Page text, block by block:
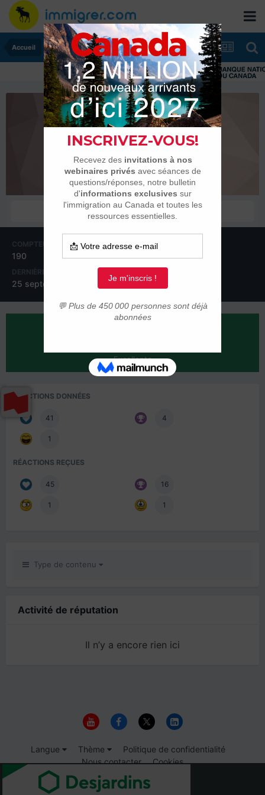
Accueil
Petit polatouche
Habitués
COMPTEUR DE CONTENUS
190
INSCRIPTION
25 juillet 2012
DERNIÈRE VISITE
25 septembre 2019
Excellente
RÉACTIONS DONNÉES
41 4
1
RÉACTIONS REÇUES
45 16
1 1
Type de contenu
Activité de réputation
Il n’y a encore rien ici
Langue Thème
Politique de confidentialité
Nous contacter
Cookies
© 1999-2026 Immigrer.com Inc.